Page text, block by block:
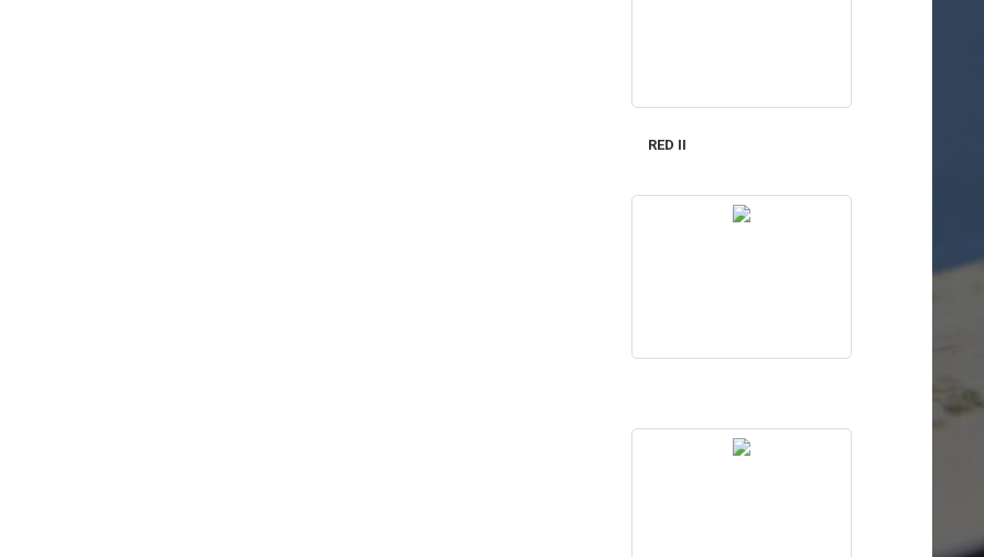
RED II